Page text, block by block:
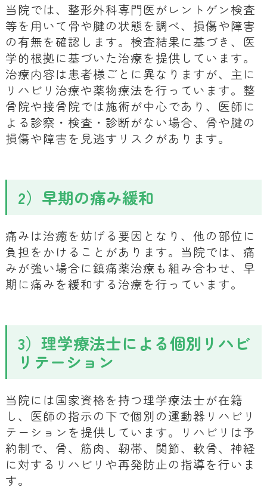
当院では、整形外科専門医がレントゲン検査
等を用いて骨や腱の状態を調べ、損傷や障害
の有無を確認します。検査結果に基づき、医
学的根拠に基づいた治療を提供しています。
治療内容は患者様ごとに異なりますが、主に
リハビリ治療や薬物療法を行っています。整
骨院や接骨院では施術が中心であり、医師に
よる診察・検査・診断がない場合、骨や腱の
損傷や障害を見逃すリスクがあります。
2）早期の痛み緩和
痛みは治癒を妨げる要因となり、他の部位に
負担をかけることがあります。当院では、痛
みが強い場合に鎮痛薬治療も組み合わせ、早
期に痛みを緩和する治療を行っています。
3）理学療法士による個別リハビ
リテーション
当院には国家資格を持つ理学療法士が在籍
し、医師の指示の下で個別の運動器リハビリ
テーションを提供しています。リハビリは予
約制で、骨、筋肉、靭帯、関節、軟骨、神経
に対するリハビリや再発防止の指導を行いま
す。